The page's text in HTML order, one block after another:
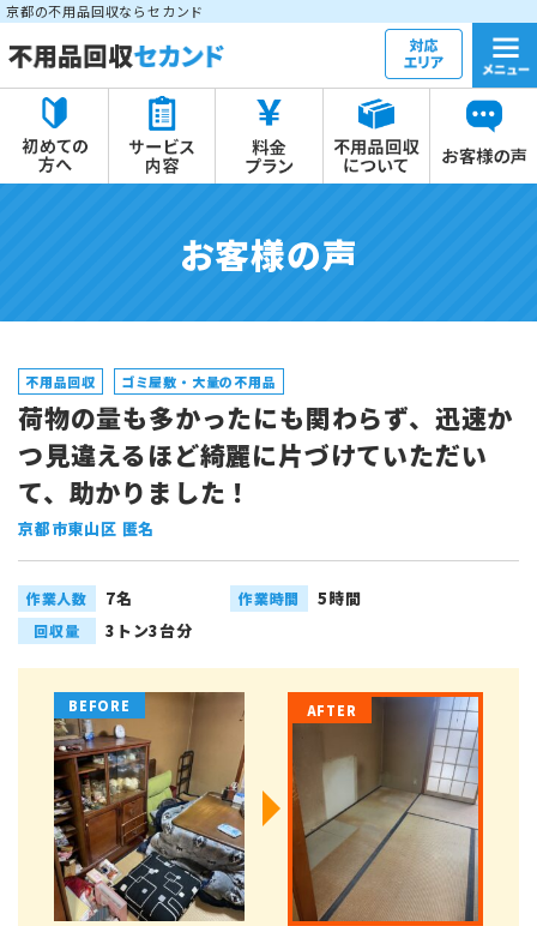
京都の不用品回収ならセカンド
お客様の声
不用品回収 ゴミ屋敷・大量の不用品
荷物の量も多かったにも関わらず、迅速か
つ見違えるほど綺麗に片づけていただい
て、助かりました！
京都市東山区 匿名
作業人数 7名 作業時間 5時間
回収量 3トン3台分